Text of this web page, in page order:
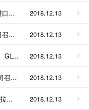
2、斯巴鲁汽车 （中国）有限公司召回部分进口力狮、傲虎汽车 2018.12.13
3、梅赛德斯-奔驰（中国）汽车销售有限公司召回部分进口GLC SUV汽车 2018.12.13
4、北京奔驰汽车有限公司召回部分国产C级、GLC SUV汽车 2018.12.13
5、梅赛德斯-奔驰（中国） 汽车销售有限公司召回部分进口E 43 AMG 4MATIC汽车 2018.12.13
6、天津一汽丰田汽车有限公司召回部分卡罗拉汽车 2018.12.13